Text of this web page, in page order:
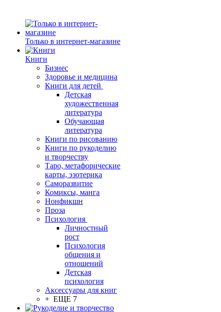
Только в интернет-магазине
Книги
Бизнес
Здоровье и медицина
Книги для детей
Детская
художественная
литература
Обучающая
литература
Книги по рисованию
Книги по рукоделию
и творчеству
Таро, метафорические
карты, эзотерика
Саморазвитие
Комиксы, манга
Нонфикшн
Проза
Психология
Личностный
рост
Психология
общения и
отношений
Детская
психология
Аксессуары для книг
+ ЕЩЕ 7